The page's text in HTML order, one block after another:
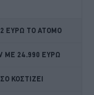
ΕΥΡΩ ΤΟ ΑΤΟΜΟ
ME 24.990 ΕΥΡΩ
ΚΟΣΤΙΖΕΙ